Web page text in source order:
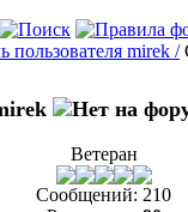
пользователя mirek /
Ветеран
Сообщений: 210